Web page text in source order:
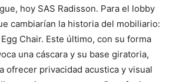
hoy SAS Radisson. Para el lobby
cambiarían la historia del mobiliario:
Chair. Este último, con su forma
una cáscara y su base giratoria,
ofrecer privacidad acustica y visual